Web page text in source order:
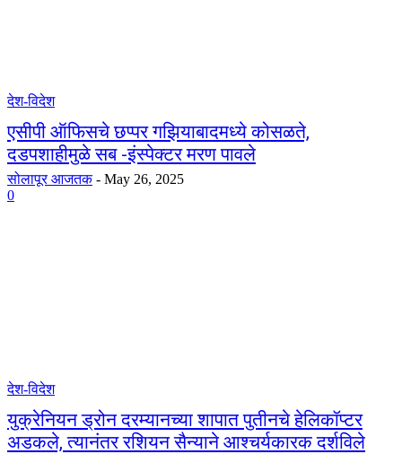
देश-विदेश
एसीपी ऑफिसचे छप्पर गझियाबादमध्ये कोसळते,
दडपशाहीमुळे सब -इंस्पेक्टर मरण पावले
सोलापूर आजतक - May 26, 2025
0
देश-विदेश
युक्रेनियन ड्रोन दरम्यानच्या शापात पुतीनचे हेलिकॉप्टर
अडकले, त्यानंतर रशियन सैन्याने आश्चर्यकारक दर्शविले